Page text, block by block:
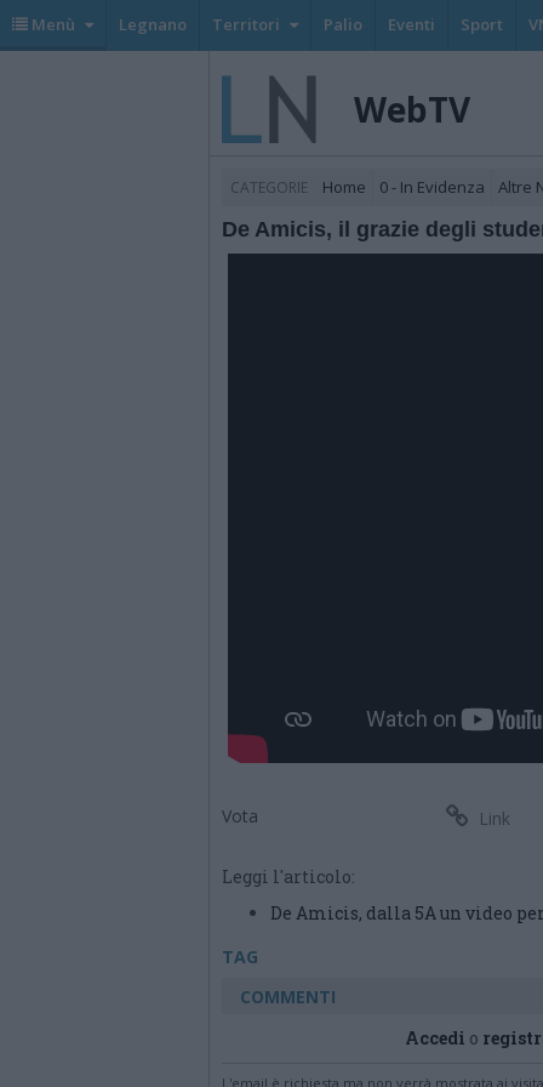
Menù Legnano Territori Palio Eventi Sport
WebTV
CATEGORIE Home 0 - In Evidenza Altre
De Amicis, il grazie degli
Vota Link
Leggi l'articolo:
De Amicis, dalla 5A un video
TAG
COMMENTI
Accedi o
L'email è richiesta ma non verrà mostrata ai